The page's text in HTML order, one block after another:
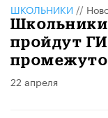
ШКОЛЬНИКИ //
Школьники
пройдут
22 апреля